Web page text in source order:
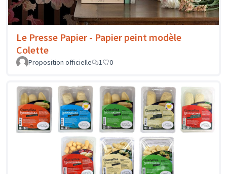
Le Presse Papier - Papier peint modèle
Colette
Proposition officielle 1 0